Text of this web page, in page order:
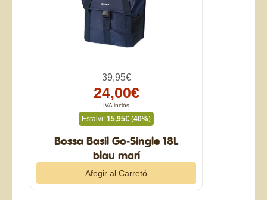
39,95€
24,00€
IVA inclòs
Estalvi: 15,95€ (40%)
Bossa Basil Go-Single 18L
blau marí